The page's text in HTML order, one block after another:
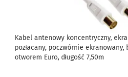
Kabel antenowy koncentryczny,
pozłacany, poczwórnie ekranowany,
otworem Euro, długość 7,50m